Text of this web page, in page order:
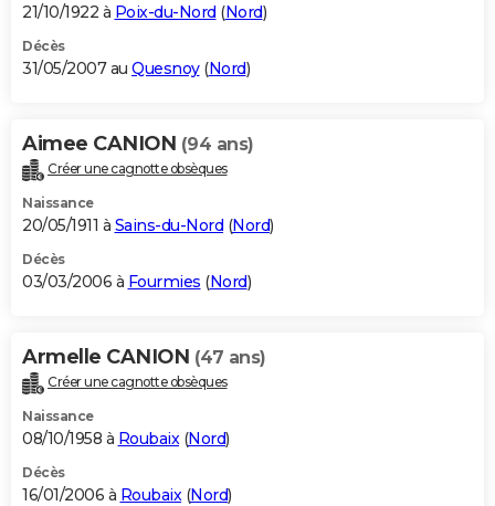
21/10/1922 à Poix-du-Nord (Nord)
Décès
31/05/2007 au Quesnoy(Nord)
Aimee CANION (94 ans)
Créer une cagnotte obsèques
Naissance
20/05/1911 à Sains-du-Nord (Nord)
Décès
03/03/2006 à Fourmies (Nord)
Armelle CANION (47 ans)
Créer une cagnotte obsèques
Naissance
08/10/1958 à Roubaix(Nord)
Décès
16/01/2006 à Roubaix(Nord)